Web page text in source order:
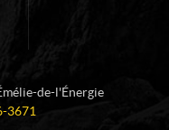
de-l'Énergie
3671